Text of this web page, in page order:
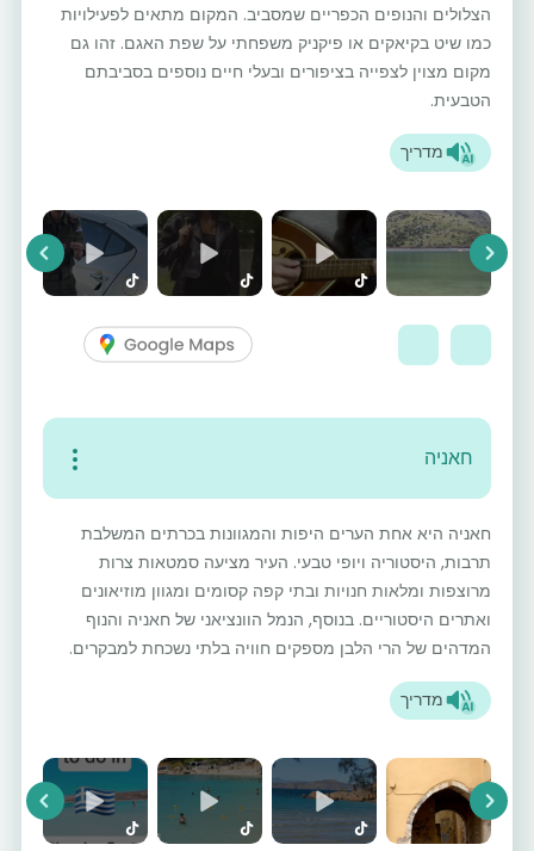
הצלולים והנופים הכפריים שמסביב. המקום מתאים לפעילויות
כמו שיט בקיאקים או פיקניק משפחתי על שפת האגם. זהו גם
מקום מצוין לצפייה בציפורים ובעלי חיים נוספים בסביבתם
הטבעית.
מדריך
Next
חאניה
חאניה היא אחת הערים היפות והמגוונות בכרתים המשלבת
תרבות, היסטוריה ויופי טבעי. העיר מציעה סמטאות צרות
מרוצפות ומלאות חנויות ובתי קפה קסומים ומגוון מוזיאונים
ואתרים היסטוריים. בנוסף, הנמל הוונציאני של חאניה והנוף
המדהים של הרי הלבן מספקים חוויה בלתי נשכחת למבקרים.
מדריך
Next